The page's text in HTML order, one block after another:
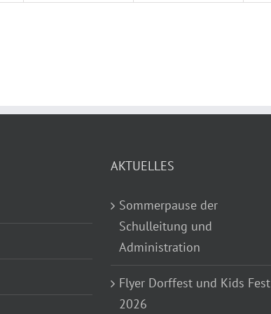
AKTUELLES
Sommerpause der
Schulleitung und
Administration
Flyer Dorffest und Kids Fest
2026